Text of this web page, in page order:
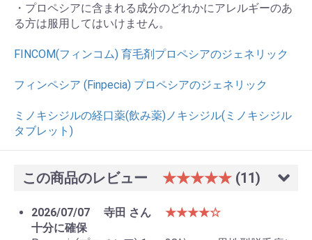
・プロペシアに含まれる成分のどれかにアレルギーのあ
る方は服用してはいけません。
FINCOM(フィンコム) 育毛剤プロペシアのジェネリック
フィンペシア (Finpecia) プロペシアのジェネリック
ミノキシジルの経口薬(飲み薬)ノキシジル(ミノキシジル
タブレット)
この商品のレビュー ★★★★★ (11)
2026/07/07 寺田 さん
★★★★☆
十分に確保